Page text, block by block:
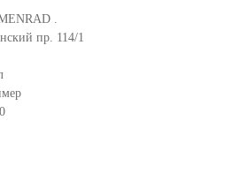
.
пр. 114/1